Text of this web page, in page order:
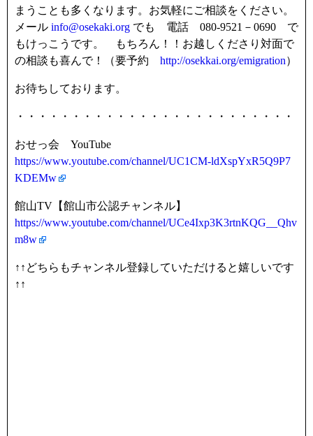
まうことも多くなります。お気軽にご相談をください。
メール info@osekaki.org でも 電話 080-9521－0690 で
もけっこうです。 もちろん！！お越しくださり対面で
の相談も喜んで！（要予約 http://osekkai.org/emigration）
お待ちしております。
・・・・・・・・・・・・・・・・・・・・・・・・・
おせっ会 YouTube
https://www.youtube.com/channel/UC1CM-ldXspYxR5Q9P7
KDEMw
館山TV【館山市公認チャンネル】
https://www.youtube.com/channel/UCe4Ixp3K3rtnKQG__Qhv
m8w
↑↑どちらもチャンネル登録していただけると嬉しいです
↑↑